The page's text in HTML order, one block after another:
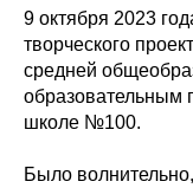
9 октября 2023
творческого
средней
образовательным
школе №100.
Было